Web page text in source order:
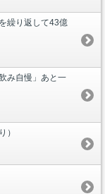
繰り返して43億
み自慢」あと一
）